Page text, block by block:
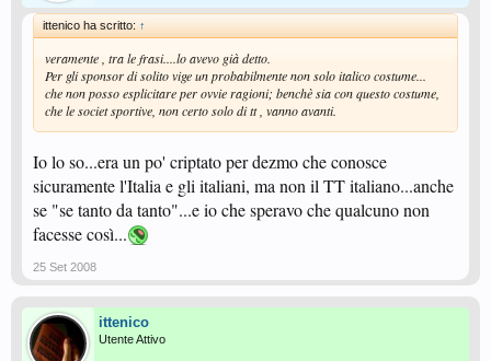
ittenico ha scritto: ↑
veramente , tra le frasi....lo avevo già detto.
Per gli sponsor di solito vige un probabilmente non solo italico costume...
che non posso esplicitare per ovvie ragioni; benchè sia con questo costume,
che le societ sportive, non certo solo di tt , vanno avanti.
Io lo so...era un po' criptato per dezmo che conosce
sicuramente l'Italia e gli italiani, ma non il TT italiano...anche
se "se tanto da tanto"...e io che speravo che qualcuno non
facesse così...
25 Set 2008
ittenico
Utente Attivo